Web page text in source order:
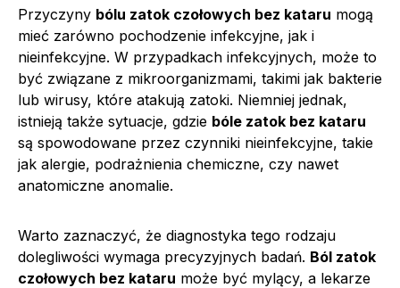
Przyczyny bólu zatok czołowych bez kataru mogą
mieć zarówno pochodzenie infekcyjne, jak i
nieinfekcyjne. W przypadkach infekcyjnych, może to
być związane z mikroorganizmami, takimi jak bakterie
lub wirusy, które atakują zatoki. Niemniej jednak,
istnieją także sytuacje, gdzie bóle zatok bez kataru
są spowodowane przez czynniki nieinfekcyjne, takie
jak alergie, podrażnienia chemiczne, czy nawet
anatomiczne anomalie.
Warto zaznaczyć, że diagnostyka tego rodzaju
dolegliwości wymaga precyzyjnych badań. Ból zatok
czołowych bez kataru może być mylący, a lekarze